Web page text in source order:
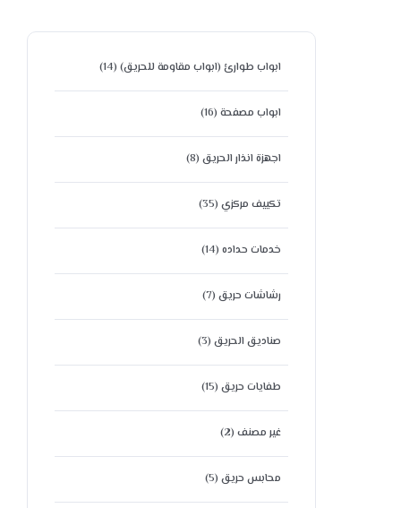
ابواب طوارئ (ابواب مقاومة للحريق) (14)
ابواب مصفحة (16)
اجهزة انذار الحريق (8)
تكييف مركزي (35)
خدمات حداده (14)
رشاشات حريق (7)
صناديق الحريق (3)
طفايات حريق (15)
غير مصنف (2)
محابس حريق (5)